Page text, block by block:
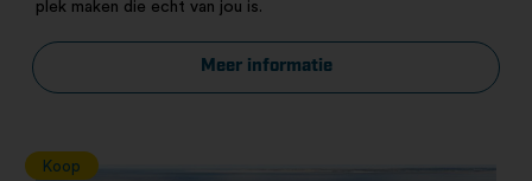
plek maken die echt van jou is.
Meer informatie
Koop